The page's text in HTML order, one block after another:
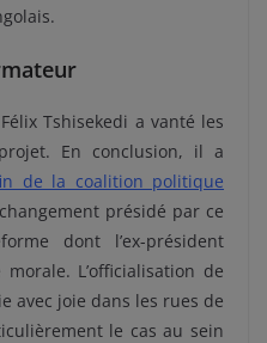
Tshisekedi a vanté les
En conclusion, il a
de la coalition politique
présidé par ce
dont l’ex-président
L’officialisation de
avec joie dans les rues de
le cas au sein